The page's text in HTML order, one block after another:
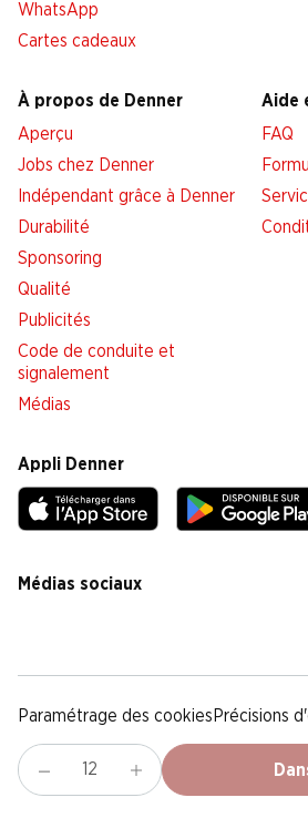
WhatsApp
Cartes cadeaux
À propos de Denner
Aperçu
Jobs chez Denner
Indépendant grâce à Denner
Durabilité
Sponsoring
Qualité
Publicités
Code de conduite et
signalement
Médias
Aide
FAQ
Appli Denner
Médias sociaux
Paramétrage des cookies Précisions
Déclaration de protection des